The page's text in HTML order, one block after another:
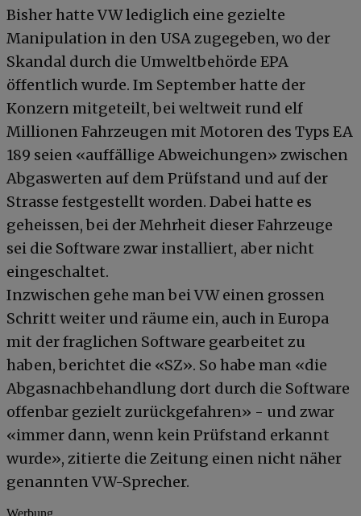
Bisher hatte VW lediglich eine gezielte
Manipulation in den USA zugegeben, wo der
Skandal durch die Umweltbehörde EPA
öffentlich wurde. Im September hatte der
Konzern mitgeteilt, bei weltweit rund elf
Millionen Fahrzeugen mit Motoren des Typs EA
189 seien «auffällige Abweichungen» zwischen
Abgaswerten auf dem Prüfstand und auf der
Strasse festgestellt worden. Dabei hatte es
geheissen, bei der Mehrheit dieser Fahrzeuge
sei die Software zwar installiert, aber nicht
eingeschaltet.
Inzwischen gehe man bei VW einen grossen
Schritt weiter und räume ein, auch in Europa
mit der fraglichen Software gearbeitet zu
haben, berichtet die «SZ». So habe man «die
Abgasnachbehandlung dort durch die Software
offenbar gezielt zurückgefahren» - und zwar
«immer dann, wenn kein Prüfstand erkannt
wurde», zitierte die Zeitung einen nicht näher
genannten VW-Sprecher.
Werbung